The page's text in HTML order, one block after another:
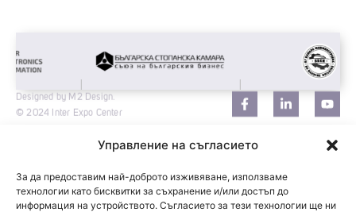
Управление на съгласието
За да предоставим най-доброто изживяване, използваме
технологии като бисквитки за съхранение и/или достъп до
информация на устройството. Съгласието за тези технологии ще ни
Designed by M2 Design.
© 2024 Inter Expo Center